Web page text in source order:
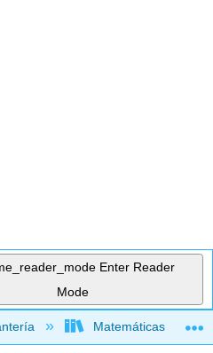
Enter Reader
Mode
jerarquía global
Matemáticas